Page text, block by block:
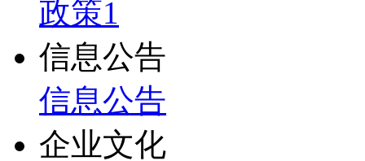
政策1
信息公告
信息公告
企业文化